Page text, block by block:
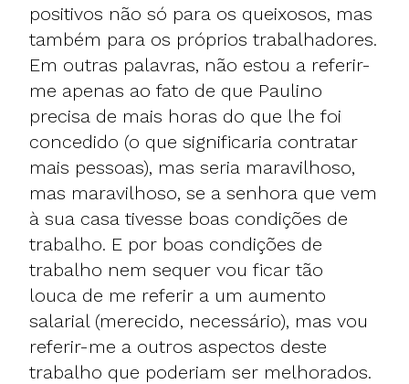
positivos não só para os queixosos, mas
também para os próprios trabalhadores.
Em outras palavras, não estou a referir-
me apenas ao fato de que Paulino
precisa de mais horas do que lhe foi
concedido (o que significaria contratar
mais pessoas), mas seria maravilhoso,
mas maravilhoso, se a senhora que vem
à sua casa tivesse boas condições de
trabalho. E por boas condições de
trabalho nem sequer vou ficar tão
louca de me referir a um aumento
salarial (merecido, necessário), mas vou
referir-me a outros aspectos deste
trabalho que poderiam ser melhorados.